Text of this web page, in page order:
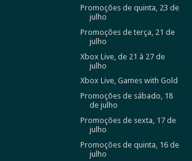
Promoções de quinta, 23 de
julho
Promoções de terça, 21 de
julho
Xbox Live, de 21 à 27 de
julho
Xbox Live, Games with Gold
Promoções de sábado, 18
de julho
Promoções de sexta, 17 de
julho
Promoções de quinta, 16 de
julho